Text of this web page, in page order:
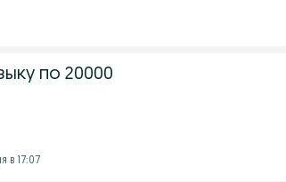
по 20000
в 17:07